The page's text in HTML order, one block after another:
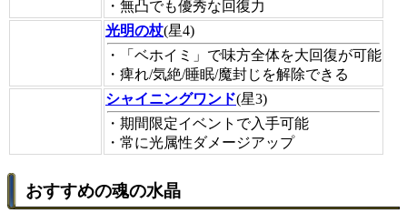
・無凸でも優秀な回復力
光明の杖(星4)
・「ベホイミ」で味方全体を大回復が可能
・痺れ/気絶/睡眠/魔封じを解除できる
シャイニングワンド(星3)
・期間限定イベントで入手可能
・常に光属性ダメージアップ
おすすめの魂の水晶